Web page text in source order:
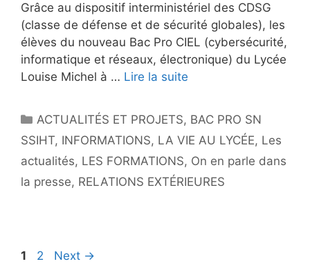
Grâce au dispositif interministériel des CDSG
(classe de défense et de sécurité globales), les
élèves du nouveau Bac Pro CIEL (cybersécurité,
informatique et réseaux, électronique) du Lycée
Louise Michel à … Lire la suite
Catégories
ACTUALITÉS ET PROJETS, BAC PRO SN
SSIHT, INFORMATIONS, LA VIE AU LYCÉE, Les
actualités, LES FORMATIONS, On en parle dans
la presse, RELATIONS EXTÉRIEURES
Navigation
Page
1 Page
2 Next →